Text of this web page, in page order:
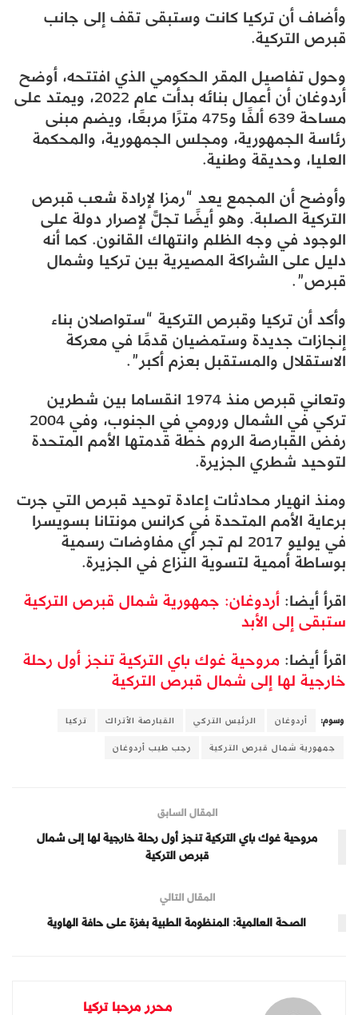
وأضاف أن تركيا كانت وستبقى تقف إلى جانب
قبرص التركية.
وحول تفاصيل المقر الحكومي الذي افتتحه، أوضح
أردوغان أن أعمال بنائه بدأت عام 2022، ويمتد على
مساحة 639 ألفًا و475 مترًا مربعًا، ويضم مبنى
رئاسة الجمهورية، ومجلس الجمهورية، والمحكمة
العليا، وحديقة وطنية.
وأوضح أن المجمع يعد “رمزا لإرادة شعب قبرص
التركية الصلبة. وهو أيضًا تجلٍّ لإصرار دولة على
الوجود في وجه الظلم وانتهاك القانون. كما أنه
دليل على الشراكة المصيرية بين تركيا وشمال
قبرص”.
وأكد أن تركيا وقبرص التركية “ستواصلان بناء
إنجازات جديدة وستمضيان قدمًا في معركة
الاستقلال والمستقبل بعزم أكبر”.
وتعاني قبرص منذ 1974 انقساما بين شطرين
تركي في الشمال ورومي في الجنوب، وفي 2004
رفض القبارصة الروم خطة قدمتها الأمم المتحدة
لتوحيد شطري الجزيرة.
ومنذ انهيار محادثات إعادة توحيد قبرص التي جرت
برعاية الأمم المتحدة في كرانس مونتانا بسويسرا
في يوليو 2017 لم تجر أي مفاوضات رسمية
بوساطة أممية لتسوية النزاع في الجزيرة.
اقرأ أيضا:أردوغان: جمهورية شمال قبرص التركية
ستبقى إلى الأبد
اقرأ أيضا:مروحية غوك باي التركية تنجز أول رحلة
خارجية لها إلى شمال قبرص التركية
وسوم: أردوغان الرئيس التركي القبارصة الأتراك
تركيا
جمهورية شمال قبرص التركية
رجب طيب أردوغان
المقال السابق
مروحية غوك باي التركية تنجز أول رحلة خارجية لها إلى شمال
قبرص التركية
المقال التالي
الصحة العالمية: المنظومة الطبية بغزة على حافة الهاوية
محرر مرحبا تركيا